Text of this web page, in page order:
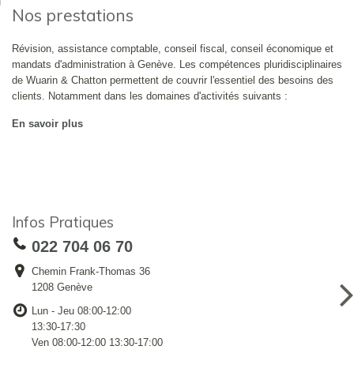
Nos prestations
Révision, assistance comptable, conseil fiscal, conseil économique et
mandats d'administration à Genève. Les compétences pluridisciplinaires
de Wuarin & Chatton permettent de couvrir l'essentiel des besoins des
clients. Notamment dans les domaines d'activités suivants :
En savoir plus
Infos Pratiques
022 704 06 70
Chemin Frank-Thomas 36
1208 Genève
Lun - Jeu 08:00-12:00
13:30-17:30
Ven 08:00-12:00 13:30-17:00